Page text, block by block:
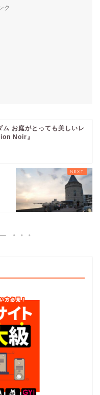
ク
ム お庭がとっても美しいレ
Noir』